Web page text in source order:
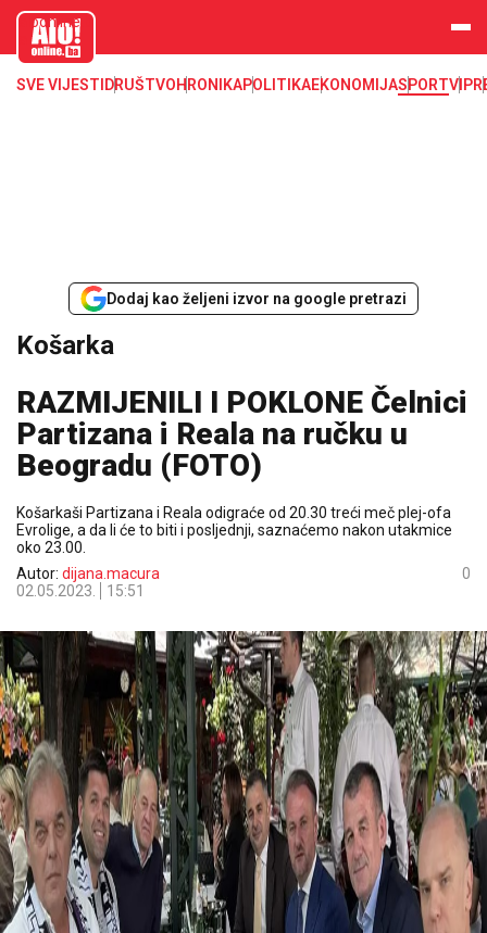
aloonline.b
SVE VIJESTI DRUŠTVOHRONIKAPOLITIKAEKONOMIJASPORTVIP
Dodaj kao željeni izvor na google pretrazi
Košarka
RAZMIJENILI I POKLONE Čelnici
Partizana i Reala na ručku u
Beogradu (FOTO)
Košarkaši Partizana i Reala odigraće od 20.30 treći meč plej-ofa
Evrolige, a da li će to biti i posljednji, saznaćemo nakon utakmice
oko 23.00.
Autor: dijana.macura
02.05.2023.
15:51
0